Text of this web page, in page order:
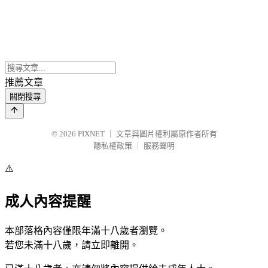
推薦文章
關閉搜尋
© 2026 PIXNET
文章與圖片權利屬原作者所有
隱私權政策
服務聲明
⚠️
成人內容提醒
本部落格內容僅限年滿十八歲者瀏覽。
若您未滿十八歲，請立即離開。